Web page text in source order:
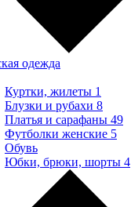
одежда
Куртки, жилеты 1
Блузки и рубахи 8
Платья и сарафаны 49
Футболки женские 5
Обувь
Юбки, брюки, шорты 4